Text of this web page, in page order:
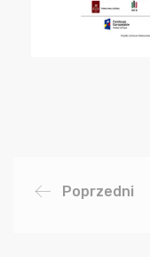
Poprzedni